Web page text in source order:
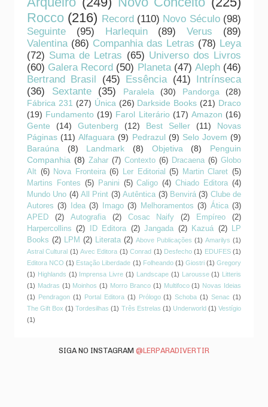
Rocco (216) Record (110) Novo Século (98)
Seguinte
(95) Harlequin (89) Verus
(89)
Valentina (86) Companhia das Letras (78) Leya
(72) Suma de Letras (65) Universo dos Livros
(60) Galera Record (50) Planeta (47) Aleph (46)
Bertrand Brasil
(45) Essência (41)
Intrínseca
(36)
Sextante (35) Paralela (30) Pandorga
(28)
Fábrica 231 (27) Única (26) Darkside Books (21) Draco
(19) Fundamento (19) Farol Literário (17) Amazon (16)
Gente
(14) Gutenberg (12) Best Seller (11)
Novas
Páginas (11) Alfaguara (9) Pedrazul (9) Selo Jovem (9)
Baraúna
(8) Landmark (8) Objetiva (8)
Penguin
Companhia (8) Zahar (7) Contexto (6) Dracaena (6) Globo
Alt (6) Nova Fronteira (6) Ler Editorial (5) Martin Claret (5)
Martins Fontes (5) Panini (5) Caligo (4) Chiado Editora (4)
Mundo Uno (4) All Print (3) Autêntica (3) Benvirá (3) Clube de
Autores (3) Idea (3) Imago (3) Melhoramentos (3) Ática (3)
APED
(2) Autografia (2) Cosac Naify (2) Empíreo
(2)
Harpercollins
(2) ID Editora (2) Jangada (2) Kazuá (2)
LP
Books (2) LPM (2) Literata (2) Above Publicações (1) Amarilys (1)
Astral Cultural (1) Avec Editora (1) Conrad (1) Desfecho (1) EDUFES (1)
Editora NCO (1) Estação Liberdade (1) Folheando (1) Giostri (1) Gregory
(1) Highlands (1) Imprensa Livre (1) Landscape (1) Larousse (1)
Litteris
(1) Madras (1) Moinhos (1) Morro Branco (1) Multifoco (1) Novas Ideias
(1)
Pendragon (1) Portal Editora (1) Prólogo (1) Schoba (1) Senac (1)
The Gift Box (1) Tordesilhas (1) Três Estrelas (1) Underworld (1) Vestígio
(1)
SIGA NO INSTAGRAM @LERPARADIVERTIR